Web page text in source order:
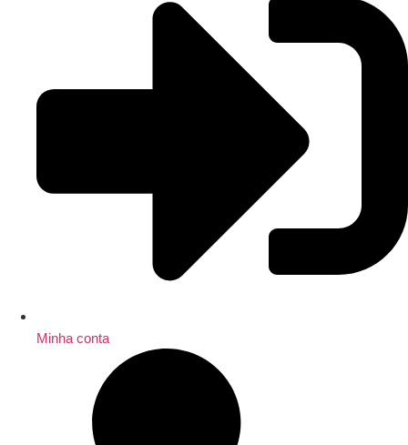
Minha conta